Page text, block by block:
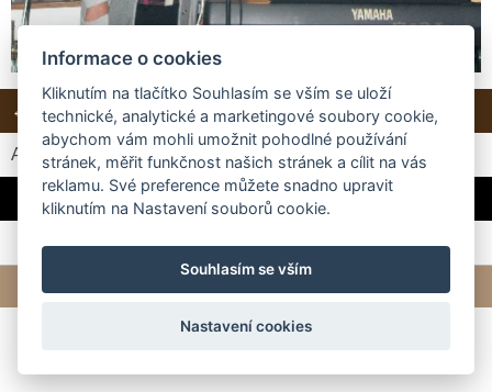
← Předchozí Další → Zpět do složky
Automatické procházení: 3| |5| | 7
(čas ve vteřinách)
Manželé Duškovi
Informace o cookies
Kliknutím na tlačítko Souhlasím se vším se uloží
technické, analytické a marketingové soubory cookie,
abychom vám mohli umožnit pohodlné používání
stránek, měřit funkčnost našich stránek a cílit na vás
reklamu. Své preference můžete snadno upravit
kliknutím na Nastavení souborů cookie.
Souhlasím se vším
Nastavení cookies